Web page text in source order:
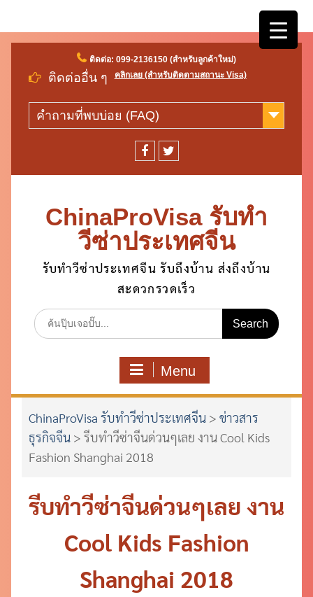
ติดต่อ: 099-2136150 (สำหรับลูกค้าใหม่)
ติดต่ออื่น ๆ คลิกเลย (สำหรับติดตามสถานะ Visa)
คำถามที่พบบ่อย (FAQ)
ChinaProVisa รับทำ
วีซ่าประเทศจีน
รับทำวีซ่าประเทศจีน รับถึงบ้าน ส่งถึงบ้าน
สะดวกรวดเร็ว
Search
for:
Menu
ChinaProVisa รับทำวีซ่าประเทศจีน> ข่าวสาร
ธุรกิจจีน> รีบทำวีซ่าจีนด่วนๆเลย งาน Cool Kids
Fashion Shanghai 2018
รีบทำวีซ่าจีนด่วนๆเลย งาน
Cool Kids Fashion
Shanghai 2018